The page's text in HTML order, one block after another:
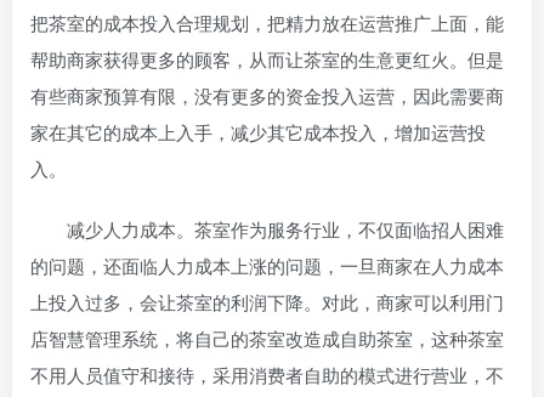
把茶室的成本投入合理规划，把精力放在运营推广上面，能
帮助商家获得更多的顾客，从而让茶室的生意更红火。但是
有些商家预算有限，没有更多的资金投入运营，因此需要商
家在其它的成本上入手，减少其它成本投入，增加运营投
入。
减少人力成本。茶室作为服务行业，不仅面临招人困难
的问题，还面临人力成本上涨的问题，一旦商家在人力成本
上投入过多，会让茶室的利润下降。对此，商家可以利用门
店智慧管理系统，将自己的茶室改造成自助茶室，这种茶室
不用人员值守和接待，采用消费者自助的模式进行营业，不